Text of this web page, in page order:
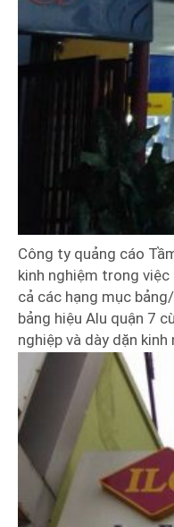
Công ty quảng cáo
kinh nghiệm trong
cả các hạng mục
bảng hiệu Alu quận 7
nghiệp và dày dặn kinh